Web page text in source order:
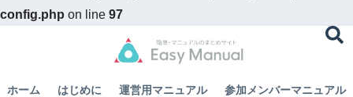
config.php on line 97
ホーム はじめに 運営用マニュアル 参加メンバーマニュアル